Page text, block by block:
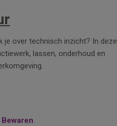
je over technisch inzicht? In deze
lassen, onderhoud en
Bewaren